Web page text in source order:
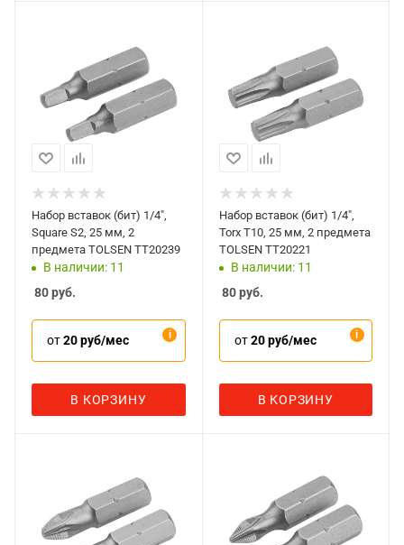
Набор вставок (бит) 1/4",
Square S2, 25 мм, 2
предмета TOLSEN TT20239
В наличии: 11
80руб.
от20 руб/мес
В КОРЗИНУ
Набор вставок (бит) 1/4",
Torx T10, 25 мм, 2 предмета
TOLSEN TT20221
В наличии: 11
80руб.
от20 руб/мес
В КОРЗИНУ